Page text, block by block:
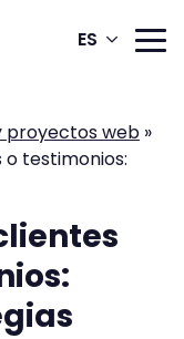
ES
proyectos web »
testimonios: